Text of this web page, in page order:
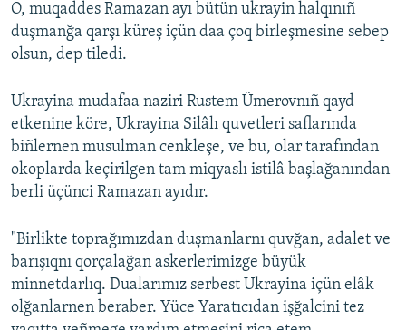
O, muqaddes Ramazan ayı bütün ukrayin halqınıñ
duşmanğa qarşı küreş içün daa çoq birleşmesine sebep
olsun, dep tiledi.
Ukrayina mudafaa naziri Rustem Ümerovnıñ qayd
etkenine köre, Ukrayina Silâlı quvetleri saflarında
biñlernen musulman cenkleşe, ve bu, olar tarafından
okoplarda keçirilgen tam miqyaslı istilâ başlağanından
berli üçünci Ramazan ayıdır.
"Birlikte toprağımızdan duşmanlarnı quvğan, adalet ve
barışıqnı qorçalağan askerlerimizge büyük
minnetdarlıq. Dualarımız serbest Ukrayina içün elâk
olğanlarnen beraber. Yüce Yaratıcıdan işğalcini tez